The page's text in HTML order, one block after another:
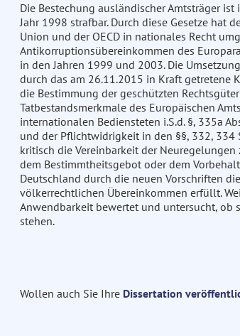
Die Bestechung ausländischer Amtsträger
Jahr 1998 strafbar. Durch diese Gesetze hat
Union und der OECD in nationales Recht
Antikorruptionsübereinkommen des
in den Jahren 1999 und 2003. Die
durch das am 26.11.2015 in Kraft getretene
die Bestimmung der geschützten
Tatbestandsmerkmale des Europäischen
internationalen Bediensteten i.S.d. §, 335a
und der Pflichtwidrigkeit in den §§, 332, 334
kritisch die Vereinbarkeit der
dem Bestimmtheitsgebot oder dem
Deutschland durch die neuen Vorschriften
völkerrechtlichen Übereinkommen erfüllt.
Anwendbarkeit bewertet und untersucht,
stehen.
Wollen auch Sie Ihre Dissertation